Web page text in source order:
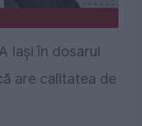
Iași în dosarul
are calitatea de